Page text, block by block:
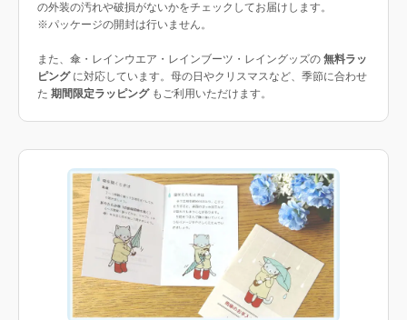
の外装の汚れや破損がないかをチェックしてお届けします。
※パッケージの開封は行いません。
また、傘・レインウエア・レインブーツ・レイングッズの 無料ラッ
ピングに対応しています。母の日やクリスマスなど、季節に合わせ
た 期間限定ラッピングもご利用いただけます。